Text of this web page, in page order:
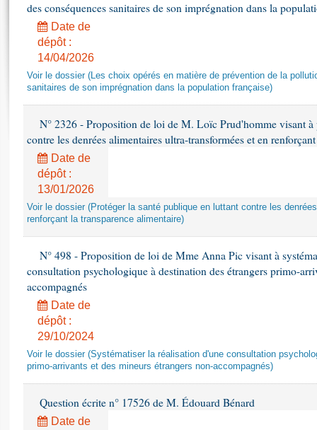
Amendements
Textes adoptés
Rapports d'information
Rapports d'enquête
Rapports législatifs
Rapports sur l'application des lois
Baromètre de l’application des lois
Dossiers législatifs
Questions écrites et orales
Juniors
Anciennes législatures
Liens vers les sites publics
Photos libres de droit
des conséquences sanitaires de son imprégnation dans la
Date de
dépôt :
14/04/2026
Voir le dossier (Les choix opérés en matière de prévention de la
sanitaires de son imprégnation dans la population française)
N° 2326 - Proposition de loi de M. Loïc Prud'homme visant
contre les denrées alimentaires ultra-transformées et en
Date de
dépôt :
13/01/2026
Voir le dossier (Protéger la santé publique en luttant contre les
renforçant la transparence alimentaire)
N° 498 - Proposition de loi de Mme Anna Pic visant à
consultation psychologique à destination des étrangers primo-
accompagnés
Date de
dépôt :
29/10/2024
Voir le dossier (Systématiser la réalisation d'une consultation
primo-arrivants et des mineurs étrangers non-accompagnés)
Question écrite n° 17526 de M. Édouard Bénard
Date de